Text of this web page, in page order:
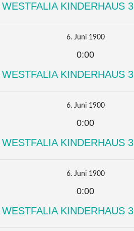
WESTFALIA KINDERHAUS 3
6. Juni 1900
0:00
WESTFALIA KINDERHAUS 3
6. Juni 1900
0:00
WESTFALIA KINDERHAUS 3
6. Juni 1900
0:00
WESTFALIA KINDERHAUS 3